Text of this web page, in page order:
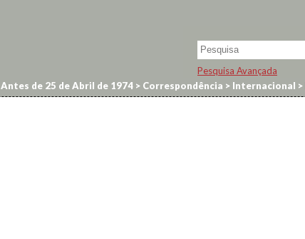
Pesquisa Avançada
Antes de 25 de Abril de 1974 > Correspondência > Internacional >